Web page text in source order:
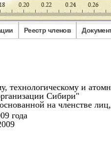
Реестр членов
технологическому и
Сибири"
на членстве
года